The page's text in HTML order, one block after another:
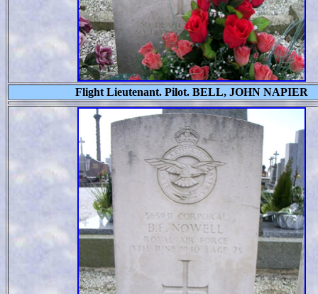
Flight Lieutenant. Pilot. BELL, JOHN NAPIER